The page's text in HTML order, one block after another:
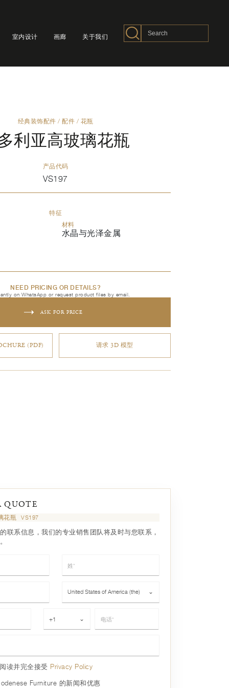
室内设计 画廊 关于我们
经典装饰配件 / 配件 / 花瓶
利亚高玻璃花瓶
产品代码
VS197
特征
材料
水晶与光泽金属
NEED PRICING OR DETAILS?
on WhatsApp or request product files by email.
ASK FOR PRICE
(PDF) 请求 3D 模型
QUOTE
花瓶 VS197
联系信息，我们的专业销售团队将及时与您联系，
United States of America (the) ⌄
+1 ⌄
读并完全接受 Privacy Policy
Furniture 的新闻和优惠